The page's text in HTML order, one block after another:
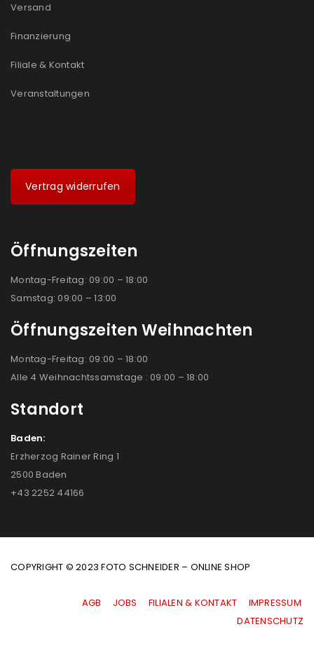
Versand
Finanzierung
Filiale & Kontakt
Veranstaltungen
Vertrag widerrufen
Öffnungszeiten
Montag-Freitag: 09:00 – 18:00
Samstag: 09:00 – 13:00
Öffnungszeiten Weihnachten
Montag-Freitag: 09:00 – 18:00
Alle 4 Weihnachtssamstage : 09:00 – 18:00
Standort
Baden:
Erzherzog Rainer Ring 1
2500 Baden
+43 2252 44166
COPYRIGHT © 2023 FOTO SCHNEIDER – ONLINE SHOP
AGB JOBS FILIALEN & KONTAKT
IMPRESSUM
|DATENSCHUTZ